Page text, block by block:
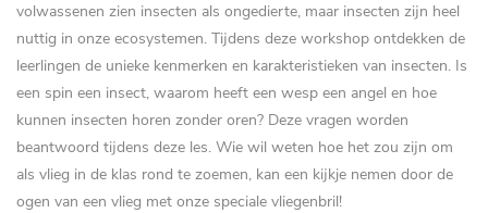
volwassenen zien insecten als ongedierte, maar insecten zijn heel
nuttig in onze ecosystemen. Tijdens deze workshop ontdekken de
leerlingen de unieke kenmerken en karakteristieken van insecten. Is
een spin een insect, waarom heeft een wesp een angel en hoe
kunnen insecten horen zonder oren? Deze vragen worden
beantwoord tijdens deze les. Wie wil weten hoe het zou zijn om
als vlieg in de klas rond te zoemen, kan een kijkje nemen door de
ogen van een vlieg met onze speciale vliegenbril!